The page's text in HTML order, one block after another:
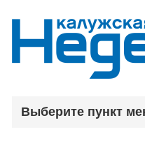
Выберите пункт